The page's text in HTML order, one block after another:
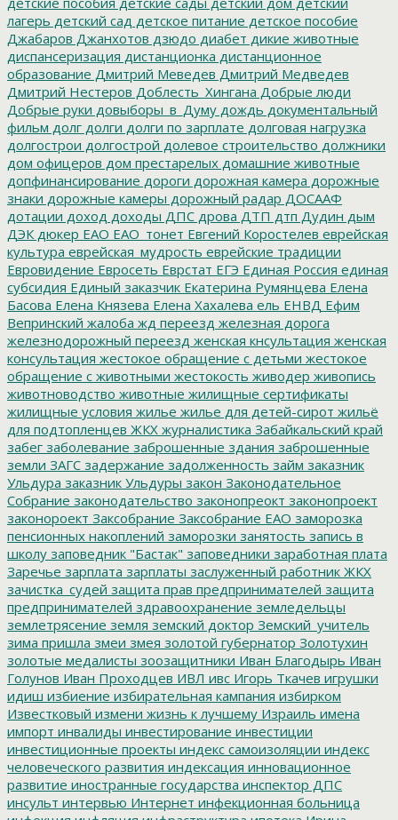
лагерь детский сад детское питание детское пособие
Джабаров Джанхотов дзюдо диабет дикие животные
диспансеризация дистанционка дистанционное
образование Дмитрий Меведев Дмитрий Медведев
Дмитрий Нестеров Доблесть_Хингана Добрые люди
Добрые руки довыборы_в_Думу дождь документальный
фильм долг долги долги по зарплате долговая нагрузка
долгострои долгострой долевое строительство должники
дом офицеров дом престарелых домашние животные
допфинансирование дороги дорожная камера дорожные
знаки дорожные камеры дорожный радар ДОСААФ
дотации доход доходы ДПС дрова ДТП дтп Дудин дым
ДЭК дюкер ЕАО ЕАО_тонет Евгений Коростелев еврейская
культура еврейская_мудрость еврейские традиции
Евровидение Евросеть Еврстат ЕГЭ Единая Россия единая
субсидия Единый заказчик Екатерина Румянцева Елена
Басова Елена Князева Елена Хахалева ель ЕНВД Ефим
Вепринский жалоба жд переезд железная дорога
железнодорожный переезд женская кнсультация женская
консультация жестокое обращение с детьми жестокое
обращение с животными жестокость живодер живопись
животноводство животные жилищные сертификаты
жилищные условия жилье жилье для детей-сирот жильё
для подтопленцев ЖКХ журналистика Забайкальский край
забег заболевание заброшенные здания заброшенные
земли ЗАГС задержание задолженность займ заказник
Ульдура заказник Ульдуры закон Законодательное
Собрание законодательство законопреокт законопроект
законороект Заксобрание Заксобрание ЕАО заморозка
пенсионных накоплений заморозки занятость запись в
школу заповедник "Бастак" заповедники заработная плата
Заречье зарплата зарплаты заслуженный работник ЖКХ
зачистка_судей защита прав предпринимателей защита
предпринимателей здравоохранение земледельцы
землетрясение земля земский доктор Земский_учитель
зима пришла змеи змея золотой губернатор Золотухин
золотые медалисты зоозащитники Иван Благодырь Иван
Голунов Иван Проходцев ИВЛ ивс Игорь Ткачев игрушки
идиш избиение избирательная кампания избирком
Известковый измени жизнь к лучшему Израиль имена
импорт инвалиды инвестирование инвестиции
инвестиционные проекты индекс самоизоляции индекс
человеческого развития индексация инновационное
развитие иностранные государства инспектор ДПС
инсульт интервью Интернет инфекционная больница